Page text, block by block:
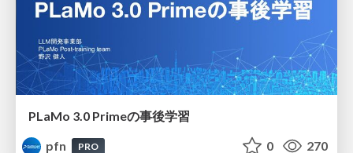
PLaMo 3.0 Primeの事後学習
pfn
PRO 0 270